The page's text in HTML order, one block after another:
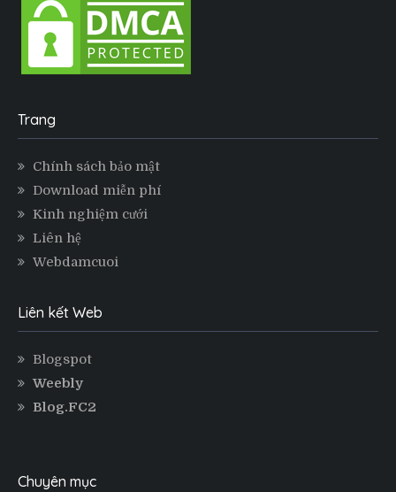
Trang
Chính sách bảo mật
Download miễn phí
Kinh nghiệm cưới
Liên hệ
Webdamcuoi
Liên kết Web
Blogspot
Weebly
Blog.FC2
Chuyên mục